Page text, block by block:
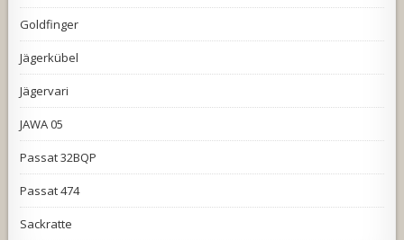
Goldfinger
Jägerkübel
Jägervari
JAWA 05
Passat 32BQP
Passat 474
Sackratte